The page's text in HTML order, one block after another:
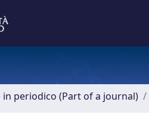
periodico (Part of a journal)